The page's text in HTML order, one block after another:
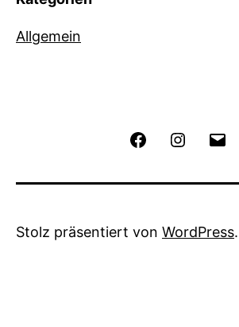
Allgemein
FacebookInstagram
Stolz präsentiert von WordPress.